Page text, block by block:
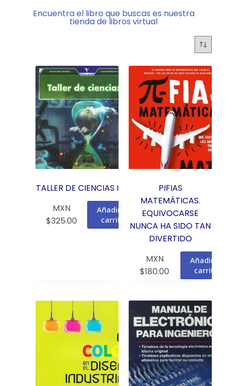
Encuentra el libro que buscas es nuestra
tienda de libros virtual
TALLER DE CIENCIAS I
MXN
$325.00
Añadir al
carrito
PIFIAS
MATEMÁTICAS.
EQUIVOCARSE
NUNCA HA SIDO TAN
DIVERTIDO
MXN
$180.00
Añadir al
carrito